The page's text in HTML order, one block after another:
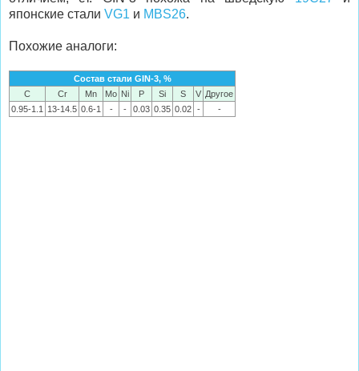
японские стали VG1 и MBS26.
Похожие аналоги:
Состав стали GIN-3, %
C
Cr Mn Mo Ni P Si S V Другое
0.95-1.1
13-14.5 0.6-1 - - 0.03 0.35 0.02 - -